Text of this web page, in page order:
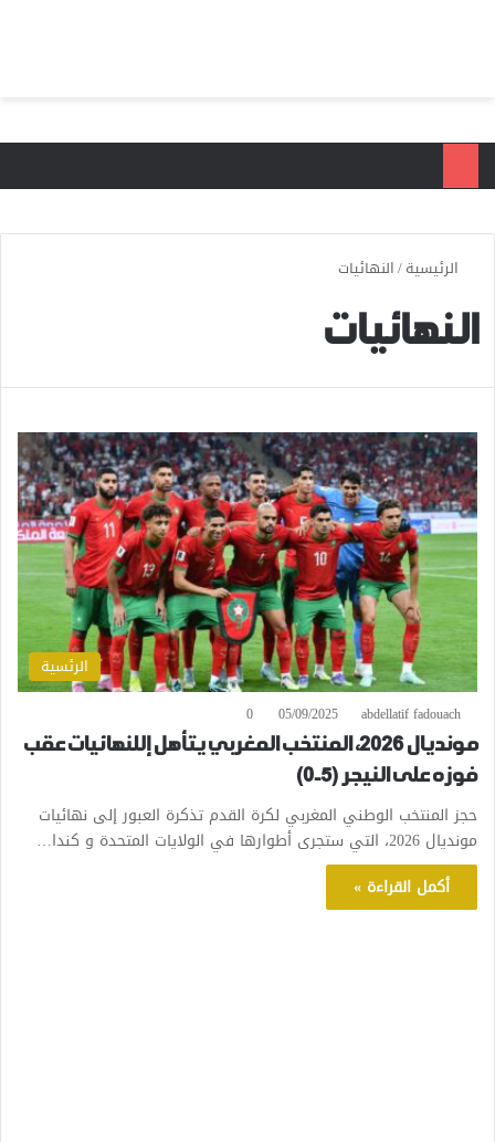
الرئيسية/النهائيات
النهائيات
الرئسية
abdellatif fadouach
05/09/2025
0
مونديال 2026، المنتخب المغربي يتأهل إللنهائيات عقب
فوزه على النيجر (5-0)
حجز المنتخب الوطني المغربي لكرة القدم تذكرة العبور إلى نهائيات
مونديال 2026، التي ستجرى أطوارها في الولايات المتحدة و كندا…
أكمل القراءة »